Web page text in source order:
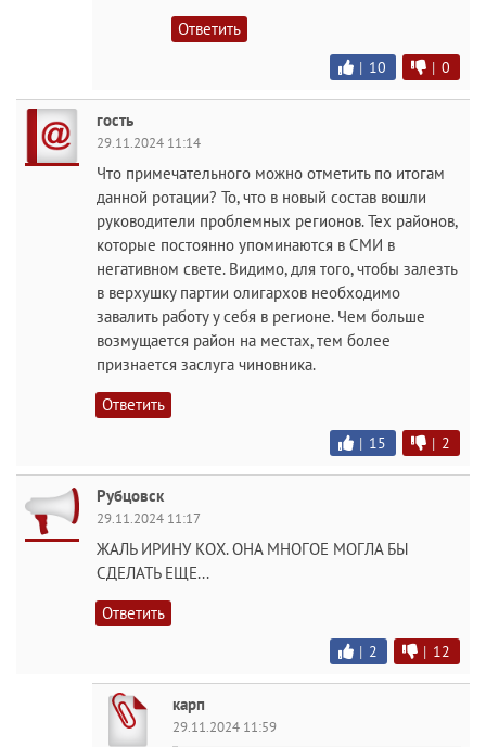
Ответить
| 10 | 0
гость
29.11.2024 11:14
Что примечательного можно отметить по итогам
данной ротации? То, что в новый состав вошли
руководители проблемных регионов. Тех районов,
которые постоянно упоминаются в СМИ в
негативном свете. Видимо, для того, чтобы залезть
в верхушку партии олигархов необходимо
завалить работу у себя в регионе. Чем больше
возмущается район на местах, тем более
признается заслуга чиновника.
Ответить
| 15 | 2
Рубцовск
29.11.2024 11:17
ЖАЛЬ ИРИНУ КОХ. ОНА МНОГОЕ МОГЛА БЫ
СДЕЛАТЬ ЕЩЕ...
Ответить
| 2 | 12
карп
29.11.2024 11:59